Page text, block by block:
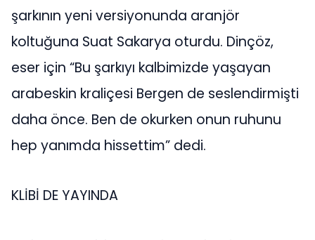
şarkının yeni versiyonunda aranjör
koltuğuna Suat Sakarya oturdu. Dinçöz,
eser için “Bu şarkıyı kalbimizde yaşayan
arabeskin kraliçesi Bergen de seslendirmişti
daha önce. Ben de okurken onun ruhunu
hep yanımda hissettim” dedi.
KLİBİ DE YAYINDA